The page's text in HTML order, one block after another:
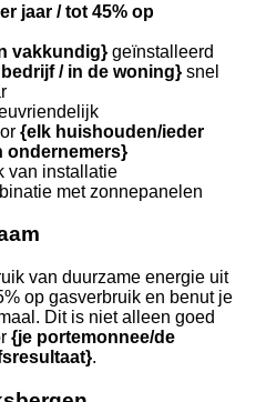
jaar / tot 45% op
vakkundig} geïnstalleerd
/ in de woning} snel
{elk huishouden/ieder
ondernemers}
van installatie
met zonnepanelen
van duurzame energie uit
op gasverbruik en benut je
Dit is niet alleen goed
{je portemonnee/de
.